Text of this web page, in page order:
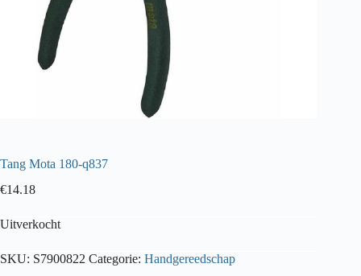
Tang Mota 180-q837
€14.18
Uitverkocht
SKU: S7900822 Categorie: Handgereedschap